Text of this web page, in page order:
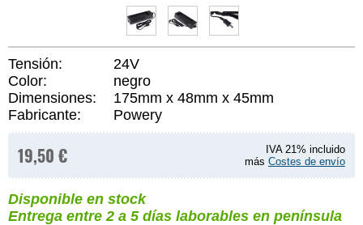
Tensión:
24V
Color:
negro
Dimensiones:
175mm x 48mm x 45mm
Fabricante:
Powery
19,50 €
IVA 21% incluido
más Costes de envío
Disponible en stock
Entrega entre 2 a 5 días laborables en península